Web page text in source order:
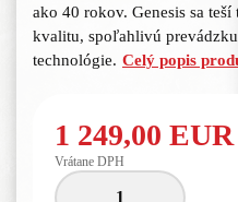
ako 40 rokov. Genesis sa
kvalitu, spoľahlivú
technológie. Celý popis
1 249,00 EUR
Vrátane DPH